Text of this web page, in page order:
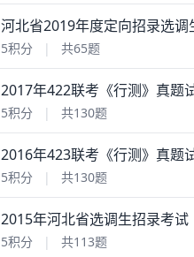
河北省2019年度定向招录选调
5积分 | 共65题
2017年422联考《行测》真题
5积分 | 共130题
2016年423联考《行测》真题
5积分 | 共130题
2015年河北省选调生招录考试
5积分 | 共113题